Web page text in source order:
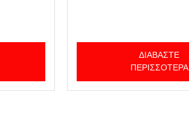
ΔΙΑΒΆΣΤΕ
ΠΕΡΙΣΣΌΤΕΡΑ